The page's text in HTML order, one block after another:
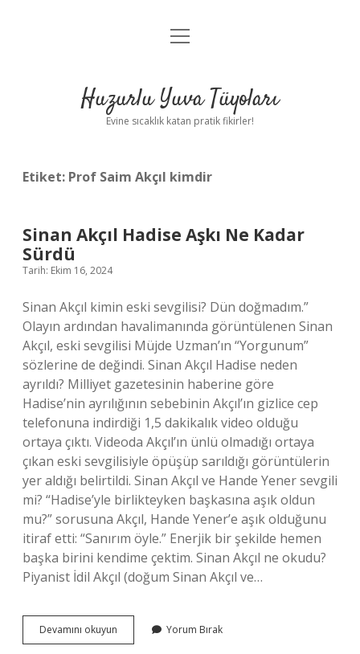
Anasayfa
Yasal Uyarı
menüyü
Huzurlu Yuva Tüyoları
Evine sıcaklık katan pratik fikirler!
Etiket: Prof Saim Akçıl kimdir
Sinan Akçıl Hadise Aşkı Ne Kadar
Sürdü
Tarih: Ekim 16, 2024
Sinan Akçıl kimin eski sevgilisi? Dün doğmadım.”
Olayın ardından havalimanında görüntülenen Sinan
Akçıl, eski sevgilisi Müjde Uzman’ın “Yorgunum”
sözlerine de değindi. Sinan Akçıl Hadise neden
ayrıldı? Milliyet gazetesinin haberine göre
Hadise’nin ayrılığının sebebinin Akçıl’ın gizlice cep
telefonuna indirdiği 1,5 dakikalık video olduğu
ortaya çıktı. Videoda Akçıl’ın ünlü olmadığı ortaya
çıkan eski sevgilisiyle öpüşüp sarıldığı görüntülerin
yer aldığı belirtildi. Sinan Akçıl ve Hande Yener sevgili
mi? “Hadise’yle birlikteyken başkasına aşık oldun
mu?” sorusuna Akçıl, Hande Yener’e aşık olduğunu
itiraf etti: “Sanırım öyle.” Enerjik bir şekilde hemen
başka birini kendime çektim. Sinan Akçıl ne okudu?
Piyanist İdil Akçıl (doğum Sinan Akçıl ve…
Devamını okuyun
Akçıl
Yorum Bırak